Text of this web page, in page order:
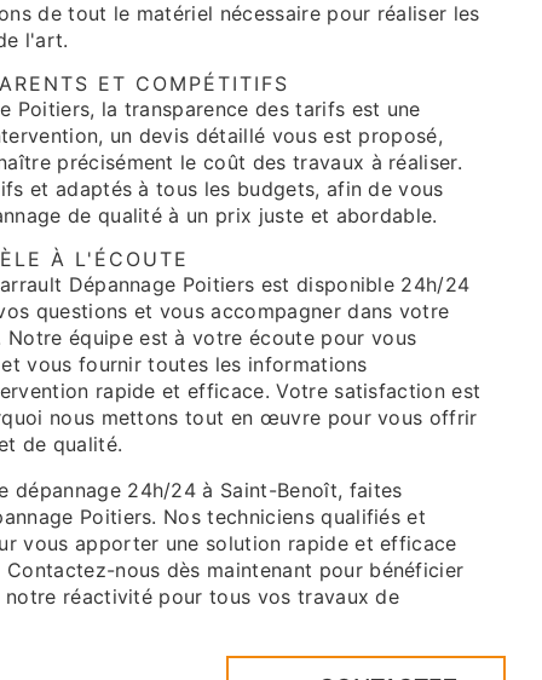
de tout le matériel nécessaire pour réaliser les
l'art.
ET COMPÉTITIFS
Poitiers, la transparence des tarifs est une
un devis détaillé vous est proposé,
précisément le coût des travaux à réaliser.
et adaptés à tous les budgets, afin de vous
de qualité à un prix juste et abordable.
À L'ÉCOUTE
Dépannage Poitiers est disponible 24h/24
questions et vous accompagner dans votre
Notre équipe est à votre écoute pour vous
vous fournir toutes les informations
rapide et efficace. Votre satisfaction est
nous mettons tout en œuvre pour vous offrir
de qualité.
dépannage 24h/24 à Saint-Benoît, faites
Poitiers. Nos techniciens qualifiés et
vous apporter une solution rapide et efficace
nous dès maintenant pour bénéficier
réactivité pour tous vos travaux de